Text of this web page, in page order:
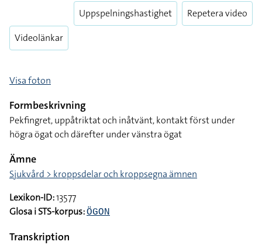
Videolänkar
Uppspelningshastighet Repetera video
Visa foton
Formbeskrivning
Pekfingret, uppåtriktat och inåtvänt, kontakt först under
högra ögat och därefter under vänstra ögat
Ämne
Sjukvård > kroppsdelar och kroppsegna ämnen
Lexikon-ID:13577
Glosa i STS-korpus:ÖGON
Transkription